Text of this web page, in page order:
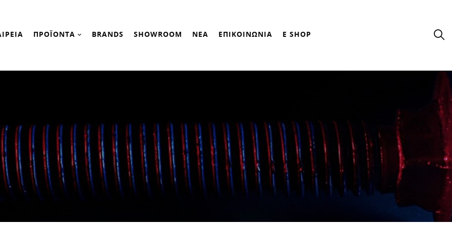
ΠΡΟΪΟΝΤΑ BRANDS SHOWROOM ΝΕΑ ΕΠΙΚΟΙΝΩΝΙΑ E SHOP